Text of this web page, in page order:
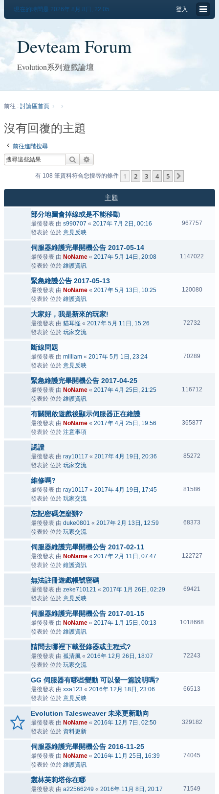
登入
現在的時間是 2026年 8月 8日, 22:05
Devteam Forum
Evolution系列遊戲論壇
前往 : 討論區首頁
沒有回覆的主題
前往進階搜尋
搜尋
有 108 筆資料符合您搜尋的條件 1 2 3 4 5
主題
部分地圖會掉線或是不能移動
最後發表 由 s990707 « 2017年 7月 2日, 00:16
發表於 位於 意見反映
967757
伺服器維護完畢開機公告 2017-05-14
最後發表 由 NoName « 2017年 5月 14日, 20:08
發表於 位於 維護資訊
1147022
緊急維護公告 2017-05-13
最後發表 由 NoName « 2017年 5月 13日, 10:25
發表於 位於 維護資訊
120080
大家好，我是新來的玩家!
最後發表 由 貓耳怪 « 2017年 5月 11日, 15:26
發表於 位於 玩家交流
72732
斷線問題
最後發表 由 milliam « 2017年 5月 1日, 23:24
發表於 位於 意見反映
70289
緊急維護完畢開機公告 2017-04-25
最後發表 由 NoName « 2017年 4月 25日, 21:25
發表於 位於 維護資訊
116712
有關開啟遊戲後顯示伺服器正在維護
最後發表 由 NoName « 2017年 4月 25日, 19:56
發表於 位於 注意事項
365877
認證
最後發表 由 ray10117 « 2017年 4月 19日, 20:36
發表於 位於 玩家交流
85272
維修嗎?
最後發表 由 ray10117 « 2017年 4月 19日, 17:45
發表於 位於 玩家交流
81586
忘記密碼怎麼辦?
最後發表 由 duke0801 « 2017年 2月 13日, 12:59
發表於 位於 玩家交流
68373
伺服器維護完畢開機公告 2017-02-11
最後發表 由 NoName « 2017年 2月 11日, 07:47
發表於 位於 維護資訊
122727
無法註冊遊戲帳號密碼
最後發表 由 zeke710121 « 2017年 1月 26日, 02:29
發表於 位於 意見反映
69421
伺服器維護完畢開機公告 2017-01-15
最後發表 由 NoName « 2017年 1月 15日, 00:13
發表於 位於 維護資訊
1018668
請問去哪裡下載登錄器或主程式?
最後發表 由 孤清風 « 2016年 12月 26日, 18:07
發表於 位於 玩家交流
72243
GG 伺服器有哪些變動 可以發一篇說明嗎?
最後發表 由 xxa123 « 2016年 12月 18日, 23:06
發表於 位於 意見反映
66513
Evolution Talesweaver 未來更新動向
最後發表 由 NoName « 2016年 12月 7日, 02:50
發表於 位於 資料更新
329182
伺服器維護完畢開機公告 2016-11-25
最後發表 由 NoName « 2016年 11月 25日, 16:39
發表於 位於 維護資訊
74045
叢林芙莉塔你在哪
最後發表 由 a22566249 « 2016年 11月 8日, 20:17
71549